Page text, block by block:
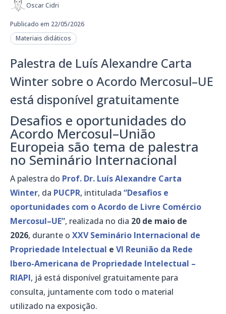
Oscar Cidri
Publicado em 22/05/2026
Materiais didáticos
Palestra de Luís Alexandre Carta
Winter sobre o Acordo Mercosul–UE
está disponível gratuitamente
Desafios e oportunidades do
Acordo Mercosul–União
Europeia são tema de palestra
no Seminário Internacional
A palestra do Prof. Dr. Luís Alexandre Carta
Winter, da PUCPR, intitulada “Desafios e
oportunidades com o Acordo de Livre Comércio
Mercosul–UE”, realizada no dia 20 de maio de
2026, durante o XXV Seminário Internacional de
Propriedade Intelectual e VI Reunião da Rede
Ibero-Americana de Propriedade Intelectual –
RIAPI, já está disponível gratuitamente para
consulta, juntamente com todo o material
utilizado na exposição.